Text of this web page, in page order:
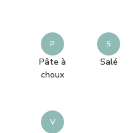
P
Pâte à
choux
S
Salé
V